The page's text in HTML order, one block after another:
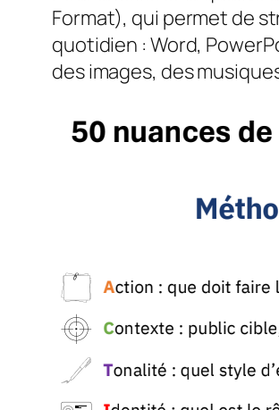
Format), qui permet de
quotidien : Word,
des images, des